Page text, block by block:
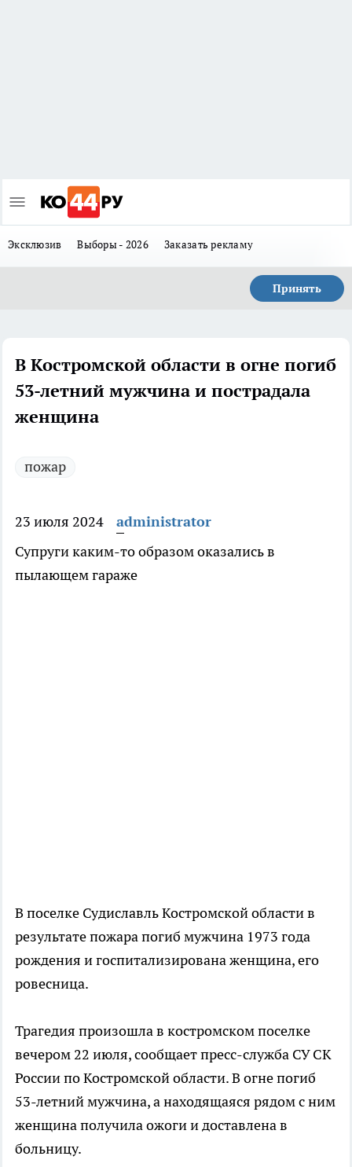
Эксклюзив Выборы - 2026 Заказать рекламу
Принять
В Костромской области в огне погиб
53-летний мужчина и пострадала
женщина
пожар
23 июля 2024
administrator
Супруги каким-то образом оказались в
пылающем гараже
В поселке Судиславль Костромской области в
результате пожара погиб мужчина 1973 года
рождения и госпитализирована женщина, его
ровесница.
Трагедия произошла в костромском поселке
вечером 22 июля, сообщает пресс-служба СУ СК
России по Костромской области. В огне погиб
53-летний мужчина, а находящаяся рядом с ним
женщина получила ожоги и доставлена в
больницу.